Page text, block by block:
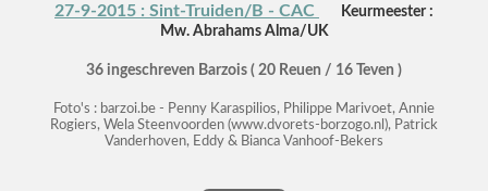
27-9-2015 : Sint-Truiden/B - CAC
Keurmeester :
Mw. Abrahams Alma/UK
36 ingeschreven Barzois ( 20 Reuen / 16 Teven )
Foto's : barzoi.be - Penny Karaspilios, Philippe Marivoet, Annie
Rogiers, Wela Steenvoorden (www.dvorets-borzogo.nl), Patrick
Vanderhoven, Eddy & Bianca Vanhoof-Bekers